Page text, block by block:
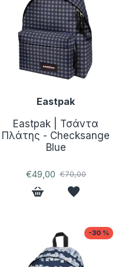
Eastpak
Eastpak | Τσάντα
Πλάτης - Checksange
Blue
€49,00 €70,00
-30 %